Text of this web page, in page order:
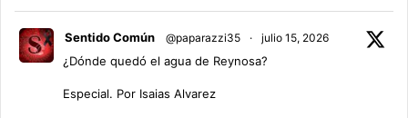
Sentido Común @paparazzi35 · julio 15, 2026
¿Dónde quedó el agua de Reynosa?
Especial. Por Isaias Alvarez